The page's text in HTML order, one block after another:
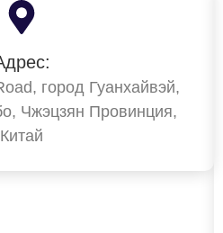
город Гуанхайвэй,
Чжэцзян Провинция,
Китай